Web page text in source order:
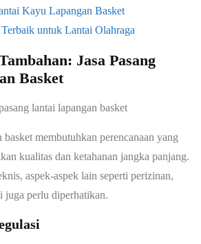
Kayu Lapangan Basket
untuk Lantai Olahraga
Jasa Pasang
Basket
basket membutuhkan perencanaan yang
kualitas dan ketahanan jangka panjang.
aspek-aspek lain seperti perizinan,
juga perlu diperhatikan.